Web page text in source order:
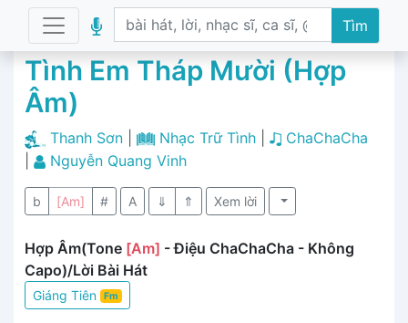
Tìm
Tình Em Tháp Mười (Hợp
Âm)
Thanh Sơn Nhạc Trữ Tình|
ChaChaCha
Nguyễn Quang Vinh
b [Am] # A ⇓ ⇑ Xem lời
Hợp Âm(Tone [Am] - Điệu ChaChaCha - Không
Capo)/Lời Bài Hát
Giáng Tiên Fm